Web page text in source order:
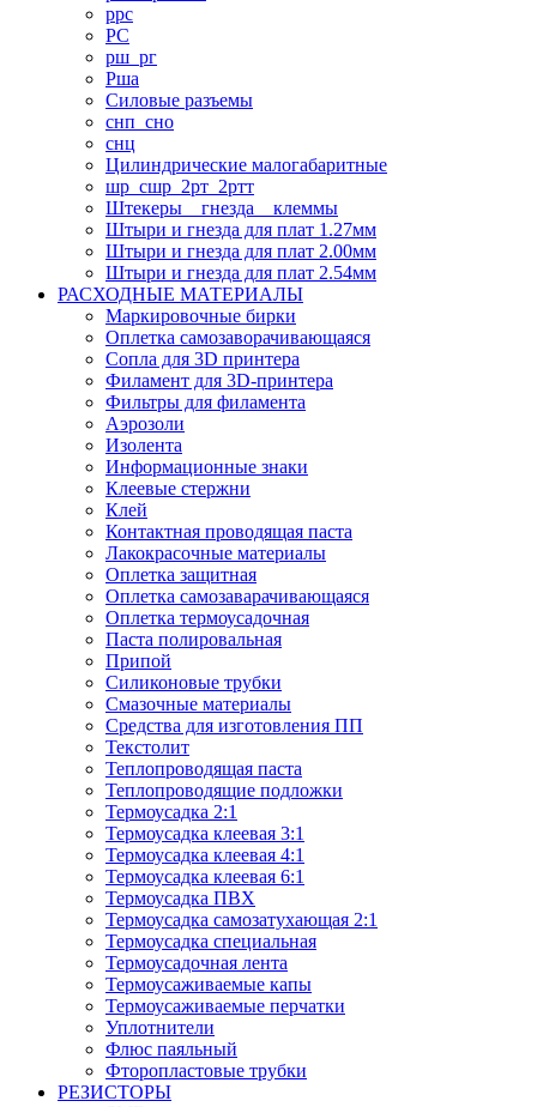
ррс
РС
рш_рг
Рша
Силовые разъемы
снп_сно
снц
Цилиндрические малогабаритные
шр_сшр_2рт_2ртт
Штекеры _ гнезда _ клеммы
Штыри и гнезда для плат 1.27мм
Штыри и гнезда для плат 2.00мм
Штыри и гнезда для плат 2.54мм
РАСХОДНЫЕ МАТЕРИАЛЫ
Маркировочные бирки
Оплетка самозаворачивающаяся
Сопла для 3D принтера
Филамент для 3D-принтера
Фильтры для филамента
Аэрозоли
Изолента
Информационные знаки
Клеевые стержни
Клей
Контактная проводящая паста
Лакокрасочные материалы
Оплетка защитная
Оплетка самозаварачивающаяся
Оплетка термоусадочная
Паста полировальная
Припой
Силиконовые трубки
Смазочные материалы
Средства для изготовления ПП
Текстолит
Теплопроводящая паста
Теплопроводящие подложки
Термоусадка 2:1
Термоусадка клеевая 3:1
Термоусадка клеевая 4:1
Термоусадка клеевая 6:1
Термоусадка ПВХ
Термоусадка самозатухающая 2:1
Термоусадка специальная
Термоусадочная лента
Термоусаживаемые капы
Термоусаживаемые перчатки
Уплотнители
Флюс паяльный
Фторопластовые трубки
РЕЗИСТОРЫ